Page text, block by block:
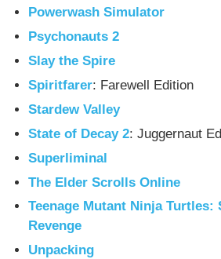
Powerwash Simulator
Psychonauts 2
Slay the Spire
Spiritfarer: Farewell Edition
Stardew Valley
State of Decay 2: Juggernaut
Superliminal
The Elder Scrolls Online
Teenage Mutant Ninja Turtles:
Revenge
Unpacking